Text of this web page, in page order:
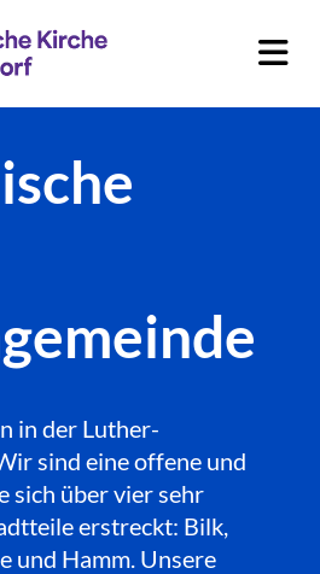
in der Luther-
sind eine offene und
sich über vier sehr
erstreckt: Bilk,
und Hamm. Unsere